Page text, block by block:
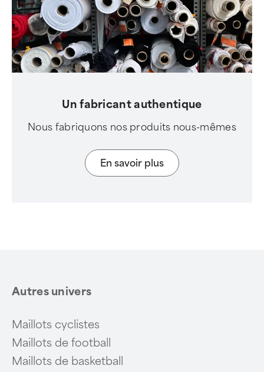
Un fabricant authentique
Nous fabriquons nos produits nous-mêmes
En savoir plus
Autres univers
Maillots cyclistes
Maillots de football
Maillots de basketball